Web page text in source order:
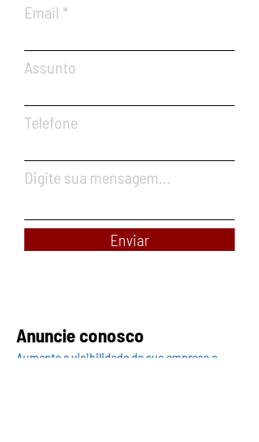
Email
Assunto
Telefone
Digite sua mensagem...
Enviar
Anuncie conosco
Aumente a visibilidade da sua empresa e